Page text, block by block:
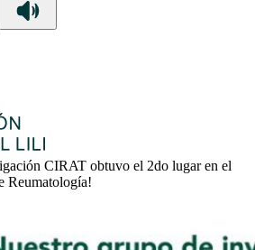
CIRAT obtuvo el 2do lugar en el
Reumatología!